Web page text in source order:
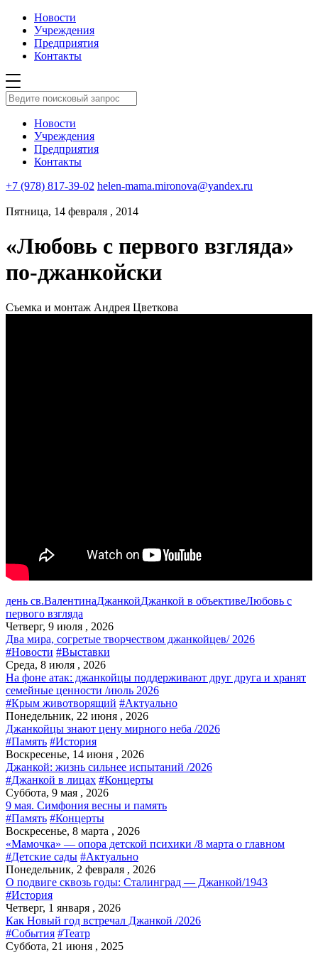
Новости
Учреждения
Предприятия
Контакты
Новости
Учреждения
Предприятия
Контакты
+7 (978) 817-39-02 helen-mama.mironova@yandex.ru
Пятница, 14 февраля , 2014
«Любовь с первого взгляда»
по-джанкойски
Съемка и монтаж Андрея Цветкова
день св.ВалентинаДжанкойДжанкой в объективеЛюбовь с
первого взгляда
Четверг, 9 июля , 2026
Два мира, согретые творчеством джанкойцев/ 2026
#Новости #Выставки
Среда, 8 июля , 2026
На фоне атак: джанкойцы поддерживают друг друга и хранят
семейные ценности /июль 2026
#Крым животворящий #Актуально
Понедельник, 22 июня , 2026
Джанкойцы знают цену мирного неба /2026
#Память #История
Воскресенье, 14 июня , 2026
Джанкой: жизнь сильнее испытаний /2026
#Джанкой в лицах #Концерты
Суббота, 9 мая , 2026
9 мая. Симфония весны и память
#Память #Концерты
Воскресенье, 8 марта , 2026
«Мамочка» — опора детской психики /8 марта о главном
#Детские сады #Актуально
Понедельник, 2 февраля , 2026
О подвиге сквозь годы: Сталинград — Джанкой/1943
#История
Четверг, 1 января , 2026
Как Новый год встречал Джанкой /2026
#События #Театр
Суббота, 21 июня , 2025